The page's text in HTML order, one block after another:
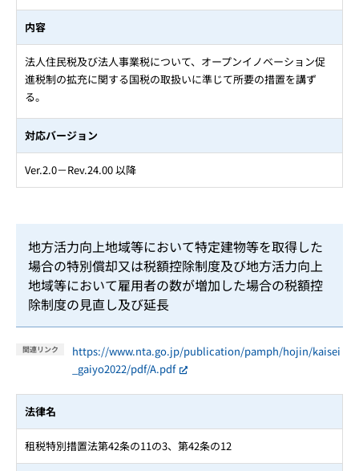
内容
法人住民税及び法人事業税について、オープンイノベーション促
進税制の拡充に関する国税の取扱いに準じて所要の措置を講ず
る。
対応バージョン
Ver.2.0－Rev.24.00 以降
地方活力向上地域等において特定建物等を取得した
場合の特別償却又は税額控除制度及び地方活力向上
地域等において雇用者の数が増加した場合の税額控
除制度の見直し及び延長
関連リンク
https://www.nta.go.jp/publication/pamph/hojin/kaisei
_gaiyo2022/pdf/A.pdf
法律名
租税特別措置法第42条の11の3、第42条の12